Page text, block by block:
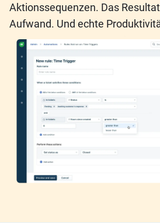
Aktionssequenzen. Das
Aufwand. Und echte